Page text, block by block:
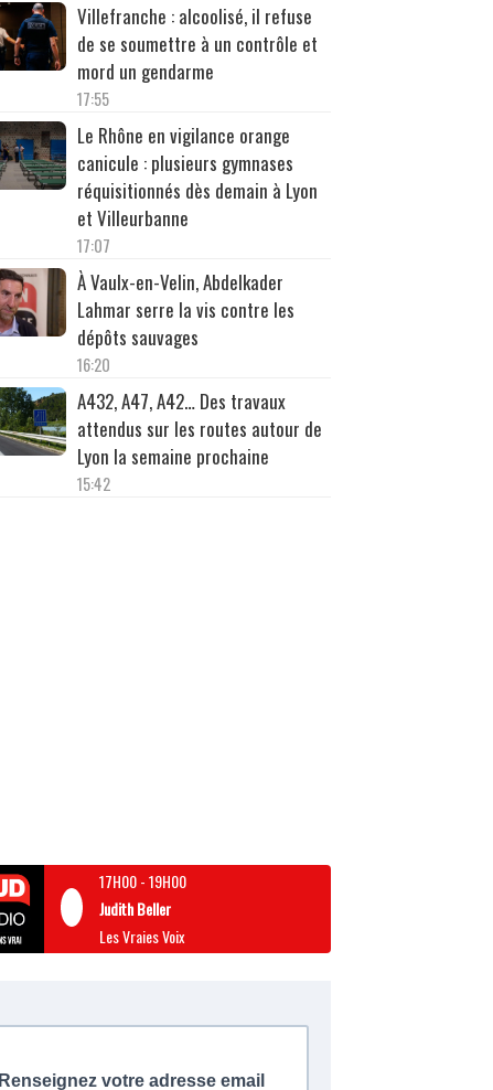
Villefranche : alcoolisé, il refuse
de se soumettre à un contrôle et
mord un gendarme
17:55
Le Rhône en vigilance orange
canicule : plusieurs gymnases
réquisitionnés dès demain à Lyon
et Villeurbanne
17:07
À Vaulx-en-Velin, Abdelkader
Lahmar serre la vis contre les
dépôts sauvages
16:20
A432, A47, A42… Des travaux
attendus sur les routes autour de
Lyon la semaine prochaine
15:42
17H00-19H00
Judith Beller
Les Vraies Voix